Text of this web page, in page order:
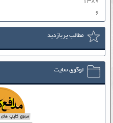
۶
مطالب پربازدید
لوگوی سایت